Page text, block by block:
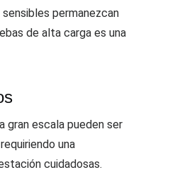
permanezcan
de alta carga es una
gran escala pueden ser
una
cuidadosas.